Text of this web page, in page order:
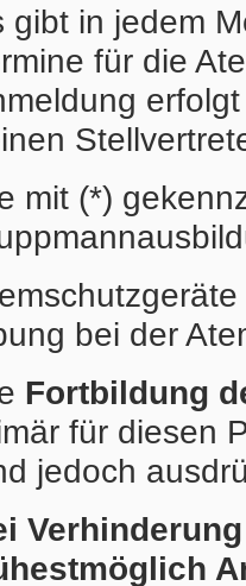
gibt in jedem
für die
mit (*)
bei der
Fortbildung
für diesen
jedoch